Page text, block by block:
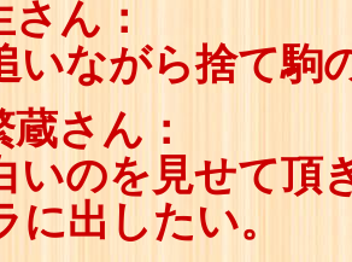
ん：
いながら捨て駒
さん：
いのを見せて頂
に出したい。